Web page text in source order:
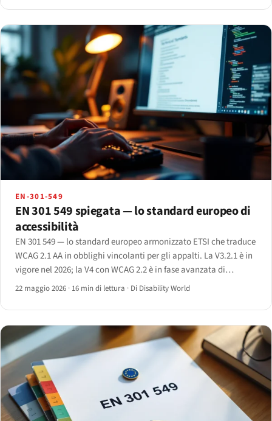
EN-301-549
EN 301 549 spiegata — lo standard europeo di
accessibilità
EN 301 549 — lo standard europeo armonizzato ETSI che traduce
WCAG 2.1 AA in obblighi vincolanti per gli appalti. La V3.2.1 è in
vigore nel 2026; la V4 con WCAG 2.2 è in fase avanzata di
redazione. Primer clausola per clausola.
22 maggio 2026 · 16 min di lettura · Di Disability World